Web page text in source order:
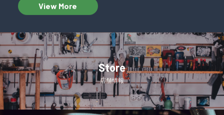
View More
Store
店舗情報